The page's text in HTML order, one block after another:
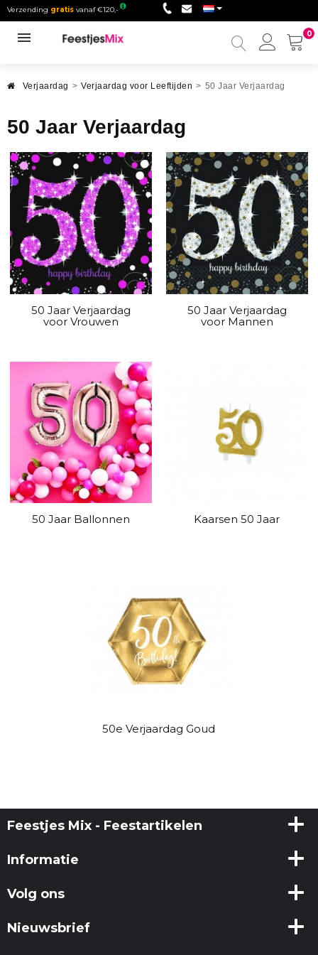
Verzending gratis vanaf €120,-
0
Mijn
Verjaardag > Verjaardag voor Leeftijden > 50 Jaar Verjaardag
50 Jaar Verjaardag
50 Jaar Verjaardag
voor Vrouwen
50 Jaar Verjaardag
voor Mannen
50 Jaar Ballonnen Kaarsen 50 Jaar
50e Verjaardag Goud
Feestjes Mix - Feestartikelen
Informatie
Volg ons
Nieuwsbrief